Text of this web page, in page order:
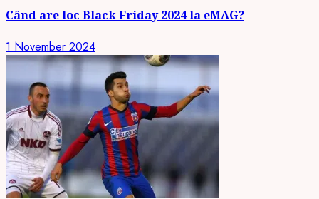
Când are loc Black Friday 2024 la eMAG?
1 November 2024